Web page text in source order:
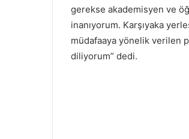
gerekse akademisyen ve
inanıyorum. Karşıyaka
müdafaaya yönelik verilen
diliyorum” dedi.